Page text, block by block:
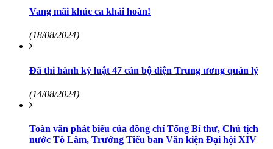
Vang mãi khúc ca khải hoàn!
(18/08/2024)
Đã thi hành kỷ luật 47 cán bộ diện Trung ương quản lý
(14/08/2024)
Toàn văn phát biểu của đồng chí Tổng Bí thư, Chủ tịch
nước Tô Lâm, Trưởng Tiểu ban Văn kiện Đại hội XIV